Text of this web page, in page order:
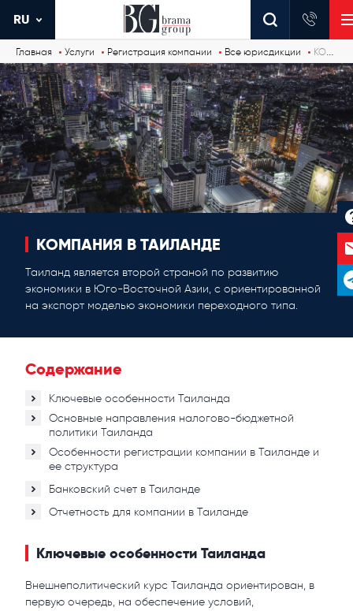
RU
Главная Услуги Регистрация компании Все юрисдикции КОМПАНИЯ В ТАИЛАНДЕ
КОМПАНИЯ В ТАИЛАНДЕ
Таиланд является второй страной по развитию
экономики в Юго-Восточной Азии, с ориентированной
на экспорт моделью экономики переходного типа.
Содержание
Ключевые особенности Таиланда
Основные направления налогово-бюджетной
политики Таиланда
Особенности регистрации компании в Таиланде и
ее структура
Банковский счет в Таиланде
Отчетность для компании в Таиланде
Ключевые особенности Таиланда
Внешнеполитический курс Таиланда ориентирован, в
первую очередь, на обеспечение условий,